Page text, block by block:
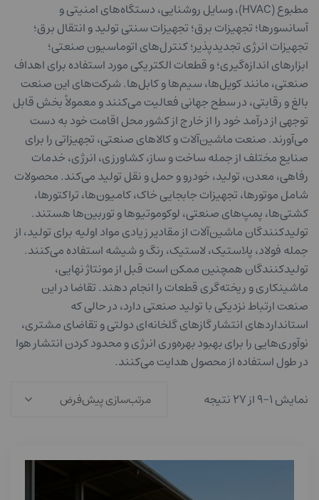
مطبوع (HVAC)، وسایل روشنایی، دستگاه‌های امنیتی و
آسانسورها؛ تجهیزات برق؛ تجهیزات سنتی تولید و انتقال برق؛
تجهیزات انرژی تجدیدپذیر؛ کنترل‌های اتوماسیون صنعتی؛
ابزارهای اندازه‌گیری؛ و قطعات الکتریکی مورد استفاده برای اهداف
صنعتی، مانند کویل‌ها، سیم‌ها و کابل‌ها. شرکت‌های این صنعت
بالغ و رقابتی، در سطح جهانی فعالیت می‌کنند و معمولاً بخش قابل
توجهی از درآمد خود را از خارج از کشور محل اقامت خود به دست
می‌آورند. صنعت ماشین‌آلات و کالاهای صنعتی، تجهیزاتی را برای
صنایع مختلف از جمله ساخت و ساز، کشاورزی، انرژی، خدمات
رفاهی، معدن، تولید، خودرو و حمل و نقل تولید می‌کند. محصولات
شامل موتورها، تجهیزات جابجایی خاک، کامیون‌ها، تراکتورها،
کشتی‌ها، پمپ‌های صنعتی، لوکوموتیوها و توربین‌ها هستند.
تولیدکنندگان ماشین‌آلات از مقادیر زیادی مواد اولیه برای تولید، از
جمله فولاد، پلاستیک، لاستیک، رنگ و شیشه استفاده می‌کنند.
تولیدکنندگان همچنین ممکن است قبل از مونتاژ نهایی،
ماشینکاری و ریخته‌گری قطعات را انجام دهند. تقاضا در این
صنعت ارتباط نزدیکی با تولید صنعتی دارد، در حالی که
استانداردهای انتشار گازهای گلخانه‌ای دولتی و تقاضای مشتری،
نوآوری‌هایی را برای بهبود بهره‌وری انرژی و محدود کردن انتشار هوا
در طول استفاده از محصول هدایت می‌کنند.
نمایش ۱–۹ از ۲۷ نتیجه
مرتب‌سازی پیش‌فرض